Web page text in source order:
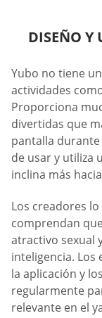
DISEÑO Y
Yubo no tiene
actividades
Proporciona
divertidas que
pantalla
de usar y utiliza
inclina más
Los creadores
comprendan
atractivo sexual
inteligencia. Los
la aplicación y
regularmente
relevante en el